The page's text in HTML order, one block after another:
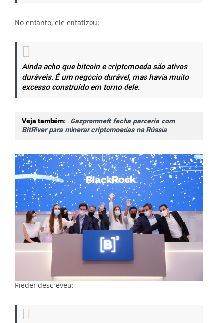
No entanto, ele enfatizou:
Ainda acho que bitcoin e criptomoeda são ativos
duráveis. É um negócio durável, mas havia muito
excesso construído em torno dele.
Veja também: Gazpromneft fecha parceria com
BitRiver para minerar criptomoedas na Rússia
Rieder descreveu: